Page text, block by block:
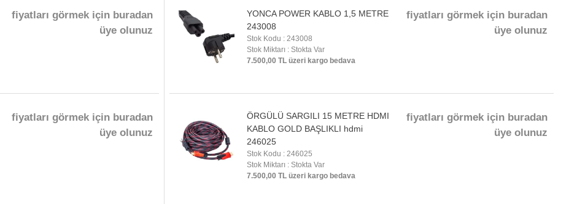
fiyatları görmek için buradan
üye olunuz
YONCA POWER KABLO 1,5 METRE
243008
Stok Kodu : 243008
Stok Miktarı : Stokta Var
7.500,00 TL üzeri kargo bedava
fiyatları görmek için buradan
üye olunuz
fiyatları görmek için buradan
üye olunuz
ÖRGÜLÜ SARGILI 15 METRE HDMI
KABLO GOLD BAŞLIKLI hdmi
246025
Stok Kodu : 246025
Stok Miktarı : Stokta Var
7.500,00 TL üzeri kargo bedava
fiyatları görmek için buradan
üye olunuz